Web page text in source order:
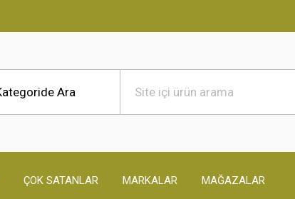
ÇOK SATANLAR MARKALAR MAĞAZALAR